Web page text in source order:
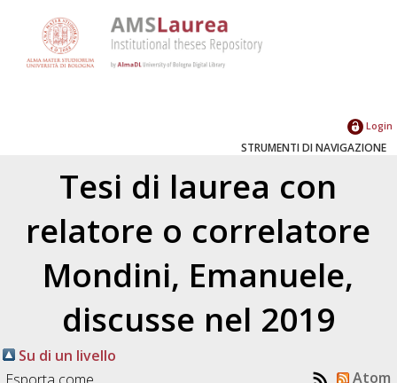
Login
STRUMENTI DI NAVIGAZIONE
Tesi di laurea con
relatore o correlatore
Mondini, Emanuele,
discusse nel 2019
Su di un livello
Atom